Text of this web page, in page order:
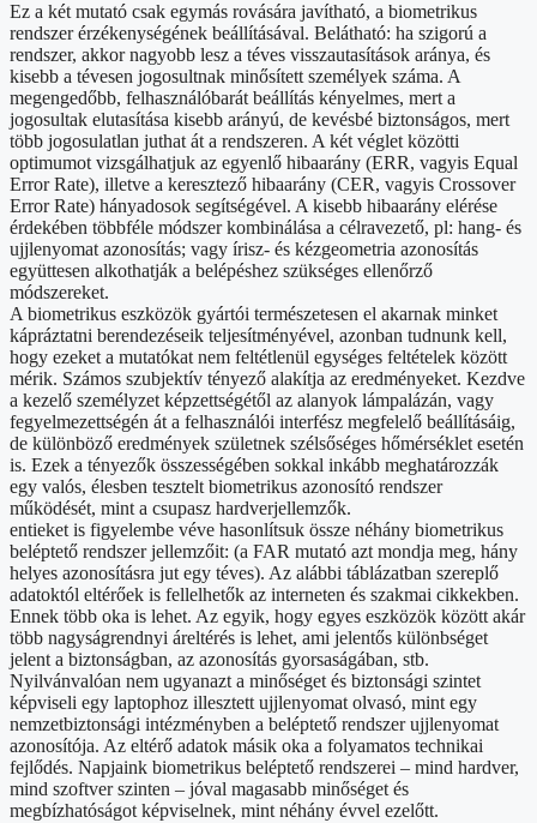
Ez a két mutató csak egymás rovására javítható, a biometrikus
rendszer érzékenységének beállításával. Belátható: ha szigorú a
rendszer, akkor nagyobb lesz a téves visszautasítások aránya, és
kisebb a tévesen jogosultnak minősített személyek száma. A
megengedőbb, felhasználóbarát beállítás kényelmes, mert a
jogosultak elutasítása kisebb arányú, de kevésbé biztonságos, mert
több jogosulatlan juthat át a rendszeren. A két véglet közötti
optimumot vizsgálhatjuk az egyenlő hibaarány (ERR, vagyis Equal
Error Rate), illetve a keresztező hibaarány (CER, vagyis Crossover
Error Rate) hányadosok segítségével. A kisebb hibaarány elérése
érdekében többféle módszer kombinálása a célravezető, pl: hang- és
ujjlenyomat azonosítás; vagy írisz- és kézgeometria azonosítás
együttesen alkothatják a belépéshez szükséges ellenőrző
módszereket.
A biometrikus eszközök gyártói természetesen el akarnak minket
kápráztatni berendezéseik teljesítményével, azonban tudnunk kell,
hogy ezeket a mutatókat nem feltétlenül egységes feltételek között
mérik. Számos szubjektív tényező alakítja az eredményeket. Kezdve
a kezelő személyzet képzettségétől az alanyok lámpalázán, vagy
fegyelmezettségén át a felhasználói interfész megfelelő beállításáig,
de különböző eredmények születnek szélsőséges hőmérséklet esetén
is. Ezek a tényezők összességében sokkal inkább meghatározzák
egy valós, élesben tesztelt biometrikus azonosító rendszer
működését, mint a csupasz hardverjellemzők.
entieket is figyelembe véve hasonlítsuk össze néhány biometrikus
beléptető rendszer jellemzőit: (a FAR mutató azt mondja meg, hány
helyes azonosításra jut egy téves). Az alábbi táblázatban szereplő
adatoktól eltérőek is fellelhetők az interneten és szakmai cikkekben.
Ennek több oka is lehet. Az egyik, hogy egyes eszközök között akár
több nagyságrendnyi áreltérés is lehet, ami jelentős különbséget
jelent a biztonságban, az azonosítás gyorsaságában, stb.
Nyilvánvalóan nem ugyanazt a minőséget és biztonsági szintet
képviseli egy laptophoz illesztett ujjlenyomat olvasó, mint egy
nemzetbiztonsági intézményben a beléptető rendszer ujjlenyomat
azonosítója. Az eltérő adatok másik oka a folyamatos technikai
fejlődés. Napjaink biometrikus beléptető rendszerei – mind hardver,
mind szoftver szinten – jóval magasabb minőséget és
megbízhatóságot képviselnek, mint néhány évvel ezelőtt.